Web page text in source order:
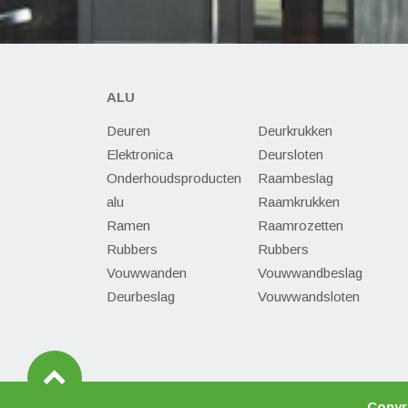
ALU
Deuren
Elektronica
Onderhoudsproducten
alu
Ramen
Rubbers
Vouwwanden
Deurbeslag
Deurkrukken
Deursloten
Raambeslag
Raamkrukken
Raamrozetten
Rubbers
Vouwwandbeslag
Vouwwandsloten